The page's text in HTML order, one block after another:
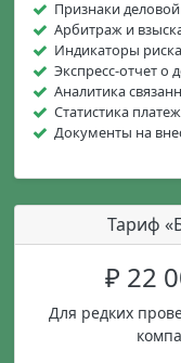
Признаки
Арбитраж и
Индикаторы риска
Экспресс-отчет о
Аналитика
Статистика
Документы на
Тариф
₽ 22
Для редких